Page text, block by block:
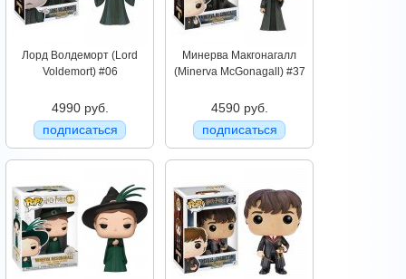
Лорд Волдеморт (Lord
Voldemort) #06
4990 руб.
подписаться
Минерва Макгонагалл
(Minerva McGonagall) #37
4590 руб.
подписаться